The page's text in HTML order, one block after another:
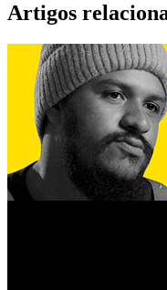
Artigos